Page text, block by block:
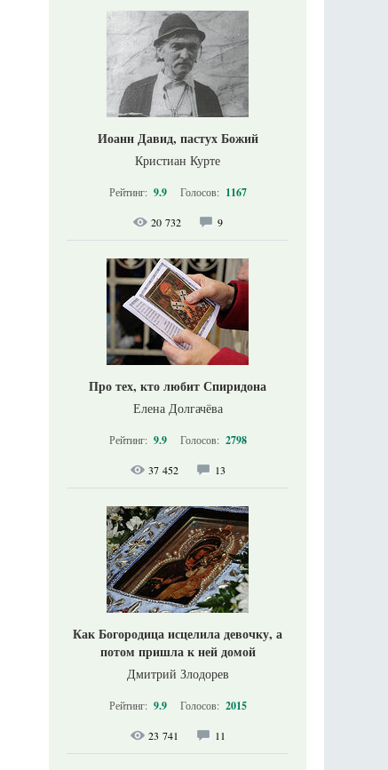
Иоанн Давид, пастух Божий
Кристиан Курте
Рейтинг: 9.9 Голосов: 1167
20 732 9
Про тех, кто любит Спиридона
Елена Долгачёва
Рейтинг: 9.9 Голосов: 2798
37 452 13
Как Богородица исцелила девочку, а
потом пришла к ней домой
Дмитрий Злодорев
Рейтинг: 9.9 Голосов: 2015
23 741 11